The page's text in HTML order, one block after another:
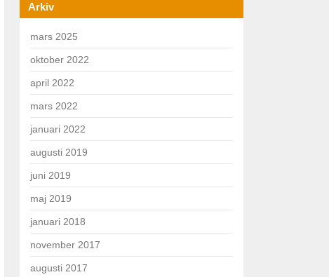
Arkiv
mars 2025
oktober 2022
april 2022
mars 2022
januari 2022
augusti 2019
juni 2019
maj 2019
januari 2018
november 2017
augusti 2017